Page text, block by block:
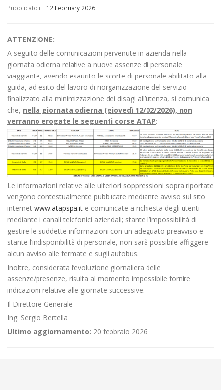
Pubblicato il : 12 February 2026
ATTENZIONE:
A seguito delle comunicazioni pervenute in azienda nella
giornata odierna relative a nuove assenze di personale
viaggiante, avendo esaurito le scorte di personale abilitato alla
guida, ad esito del lavoro di riorganizzazione del servizio
finalizzato alla minimizzazione dei disagi all’utenza, si comunica
che, nella giornata odierna (giovedì 12/02/2026), non
verranno erogate le seguenti corse ATAP:
Le informazioni relative alle ulteriori soppressioni sopra riportate
vengono contestualmente pubblicate mediante avviso sul sito
internet www.atapspa.it e comunicate a richiesta degli utenti
mediante i canali telefonici aziendali; stante l’impossibilità di
gestire le suddette informazioni con un adeguato preavviso e
stante l’indisponibilità di personale, non sarà possibile affiggere
alcun avviso alle fermate e sugli autobus.
Inoltre, considerata l’evoluzione giornaliera delle
assenze/presenze, risulta al momento impossibile fornire
indicazioni relative alle giornate successive.
Il Direttore Generale
Ing. Sergio Bertella
Ultimo aggiornamento: 20 febbraio 2026